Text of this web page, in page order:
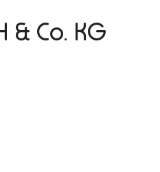
& Co. KG